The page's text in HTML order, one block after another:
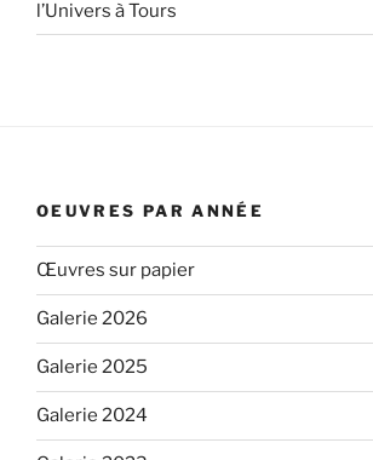
l’Univers à Tours
OEUVRES PAR ANNÉE
Œuvres sur papier
Galerie 2026
Galerie 2025
Galerie 2024